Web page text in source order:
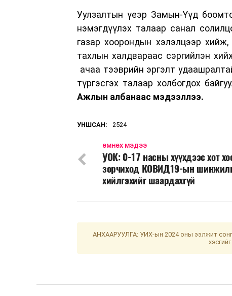
Уулзалтын үеэр Замын-Үүд
нэмэгдүүлэх талаар санал
газар хоорондын хэлэлцээр
тахлын халдвараас сэргийлэн
ачаа тээврийн эргэлт
түргэсгэх талаар холбогдох
Ажлын албанаас мэдээллээ.
УНШСАН: 2524
ӨМНӨХ МЭДЭЭ
УОК: 0-17 насны хүүхдээс хот
зорчиход КОВИД19-ын
хийлгэхийг шаардахгүй
АНХААРУУЛГА: УИХ-ын 2024 оны ээлжит